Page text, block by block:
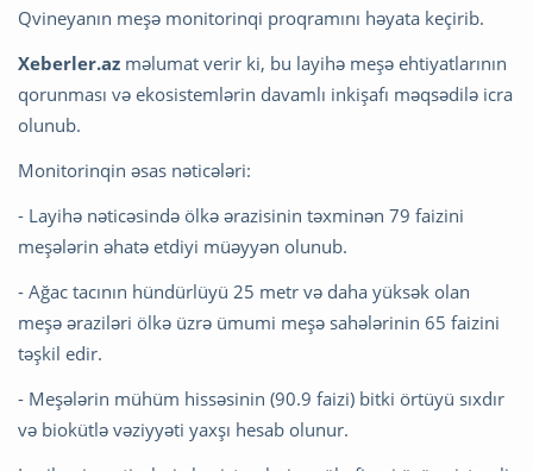
Qvineyanın meşə monitorinqi proqramını həyata keçirib.
Xeberler.az məlumat verir ki, bu layihə meşə ehtiyatlarının
qorunması və ekosistemlərin davamlı inkişafı məqsədilə icra
olunub.
Monitorinqin əsas nəticələri:
- Layihə nəticəsində ölkə ərazisinin təxminən 79 faizini
meşələrin əhatə etdiyi müəyyən olunub.
- Ağac tacının hündürlüyü 25 metr və daha yüksək olan
meşə əraziləri ölkə üzrə ümumi meşə sahələrinin 65 faizini
təşkil edir.
- Meşələrin mühüm hissəsinin (90.9 faizi) bitki örtüyü sıxdır
və biokütlə vəziyyəti yaxşı hesab olunur.